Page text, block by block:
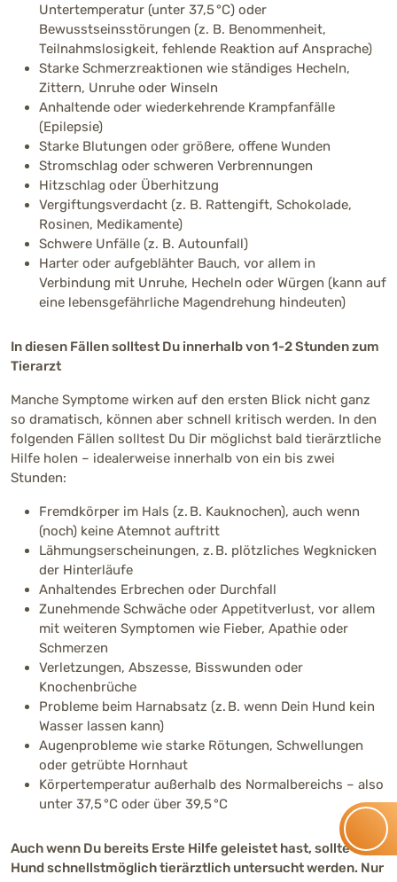
Untertemperatur (unter 37,5 °C) oder
Bewusstseinsstörungen (z. B. Benommenheit,
Teilnahmslosigkeit, fehlende Reaktion auf Ansprache)
Starke Schmerzreaktionen wie ständiges Hecheln,
Zittern, Unruhe oder Winseln
Anhaltende oder wiederkehrende Krampfanfälle
(Epilepsie)
Starke Blutungen oder größere, offene Wunden
Stromschlag oder schweren Verbrennungen
Hitzschlag oder Überhitzung
Vergiftungsverdacht (z. B. Rattengift, Schokolade,
Rosinen, Medikamente)
Schwere Unfälle (z. B. Autounfall)
Harter oder aufgeblähter Bauch, vor allem in
Verbindung mit Unruhe, Hecheln oder Würgen (kann auf
eine lebensgefährliche Magendrehung hindeuten)
In diesen Fällen solltest Du innerhalb von 1-2 Stunden zum
Tierarzt
Manche Symptome wirken auf den ersten Blick nicht ganz
so dramatisch, können aber schnell kritisch werden. In den
folgenden Fällen solltest Du Dir möglichst bald tierärztliche
Hilfe holen – idealerweise innerhalb von ein bis zwei
Stunden:
Fremdkörper im Hals (z. B. Kauknochen), auch wenn
(noch) keine Atemnot auftritt
Lähmungserscheinungen, z. B. plötzliches Wegknicken
der Hinterläufe
Anhaltendes Erbrechen oder Durchfall
Zunehmende Schwäche oder Appetitverlust, vor allem
mit weiteren Symptomen wie Fieber, Apathie oder
Schmerzen
Verletzungen, Abszesse, Bisswunden oder
Knochenbrüche
Probleme beim Harnabsatz (z. B. wenn Dein Hund kein
Wasser lassen kann)
Augenprobleme wie starke Rötungen, Schwellungen
oder getrübte Hornhaut
Körpertemperatur außerhalb des Normalbereichs – also
unter 37,5 °C oder über 39,5 °C
Auch wenn Du bereits Erste Hilfe geleistet hast, sollte Dein
Hund schnellstmöglich tierärztlich untersucht werden. Nur